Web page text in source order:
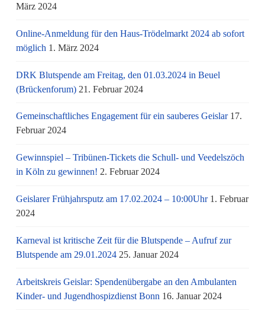
März 2024
Online-Anmeldung für den Haus-Trödelmarkt 2024 ab sofort
möglich 1. März 2024
DRK Blutspende am Freitag, den 01.03.2024 in Beuel
(Brückenforum) 21. Februar 2024
Gemeinschaftliches Engagement für ein sauberes Geislar 17.
Februar 2024
Gewinnspiel – Tribünen-Tickets die Schull- und Veedelszöch
in Köln zu gewinnen! 2. Februar 2024
Geislarer Frühjahrsputz am 17.02.2024 – 10:00Uhr 1. Februar
2024
Karneval ist kritische Zeit für die Blutspende – Aufruf zur
Blutspende am 29.01.2024 25. Januar 2024
Arbeitskreis Geislar: Spendenübergabe an den Ambulanten
Kinder- und Jugendhospizdienst Bonn 16. Januar 2024